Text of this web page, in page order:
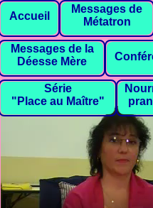
Accueil
Messages de
Métatron
Messages de la
Déesse Mère
Série
"Place au Maître"
samedi 24 septembre 2011
Pour télécharger le fichier